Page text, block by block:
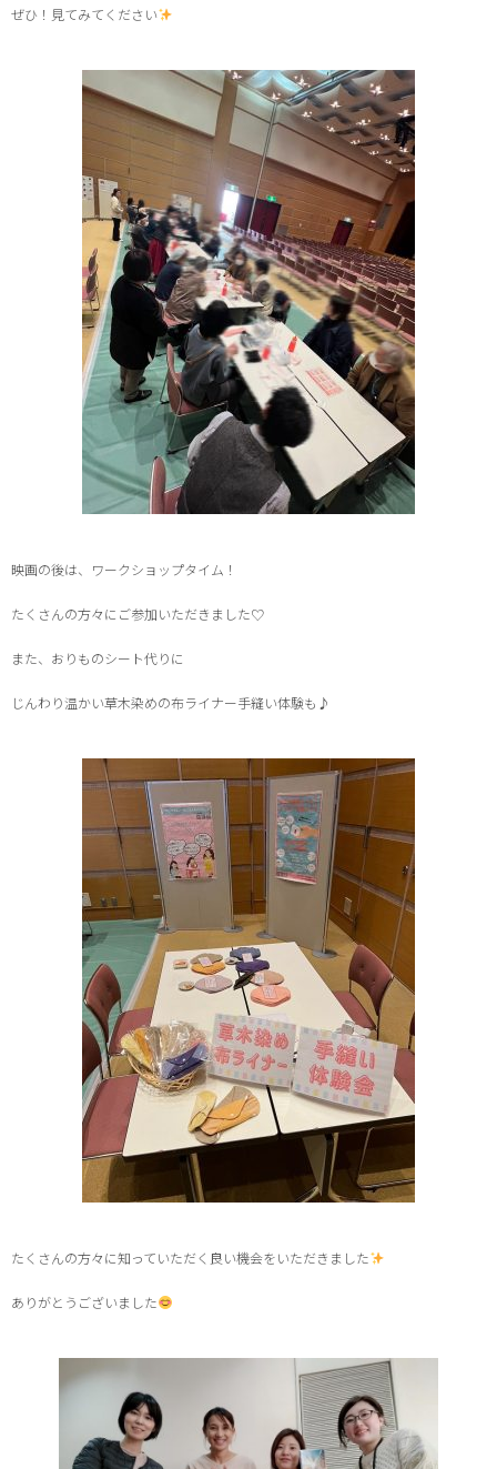
ぜひ！見てみてください
映画の後は、ワークショップタイム！
たくさんの方々にご参加いただきました♡
また、おりものシート代りに
じんわり温かい草木染めの布ライナー手縫い体験も♪
たくさんの方々に知っていただく良い機会をいただきました
ありがとうございました